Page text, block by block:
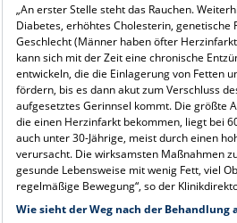
„An erster Stelle steht das Rauchen.
Diabetes, erhöhtes Cholesterin, genetische
Geschlecht (Männer haben öfter
kann sich mit der Zeit eine chronische
entwickeln, die die Einlagerung von Fetten
fördern, bis es dann akut zum Verschluss
aufgesetztes Gerinnsel kommt. Die größte
die einen Herzinfarkt bekommen, liegt bei
auch unter 30-Jährige, meist durch einen
verursacht. Die wirksamsten Maßnahmen
gesunde Lebensweise mit wenig Fett, viel
regelmäßige Bewegung“, so der
Wie sieht der Weg nach der Behandlung